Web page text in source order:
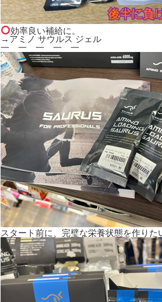
効率良い補給に。
→アミノ サウルス ジェル
一 一 一 一 一
スタート前に、完璧な栄養状態を作りた